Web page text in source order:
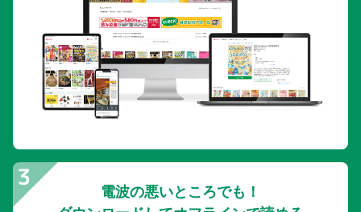
電波の悪いところでも！